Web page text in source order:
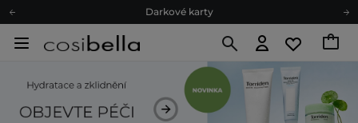
Darkové karty
Odeslání do 24 hod.
Darkové karty